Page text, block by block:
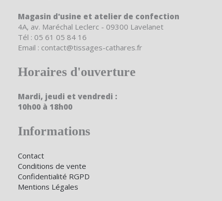
Magasin d'usine et atelier de confection
4A, av. Maréchal Leclerc - 09300 Lavelanet
Tél : 05 61 05 84 16
Email : contact@tissages-cathares.fr
Horaires d'ouverture
Mardi, jeudi et vendredi :
10h00 à 18h00
Informations
Contact
Conditions de vente
Confidentialité RGPD
Mentions Légales